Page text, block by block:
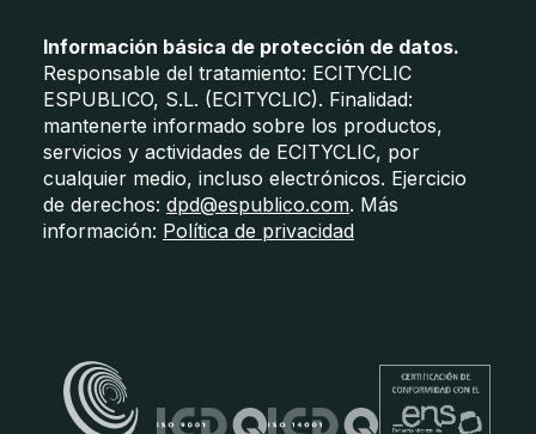
Información básica de protección de datos.
Responsable del tratamiento: ECITYCLIC
ESPUBLICO, S.L. (ECITYCLIC). Finalidad:
mantenerte informado sobre los productos,
servicios y actividades de ECITYCLIC, por
cualquier medio, incluso electrónicos. Ejercicio
de derechos: dpd@espublico.com. Más
información: Política de privacidad